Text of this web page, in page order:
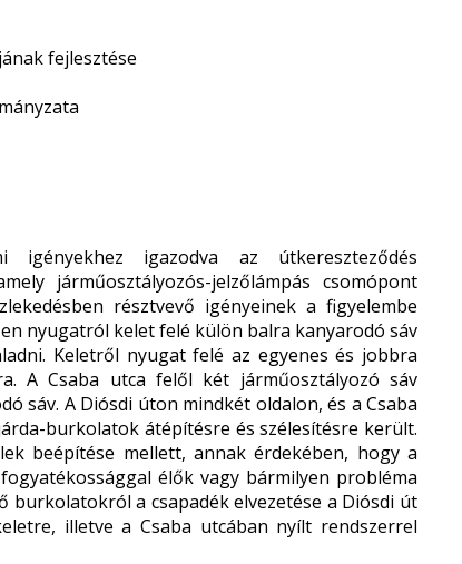
fejlesztése
igazodva az útkereszteződés
járműosztályozós-jelzőlámpás csomópont
résztvevő igényeinek a figyelembe
nyugatról kelet felé külön balra kanyarodó sáv
Keletről nyugat felé az egyenes és jobbra
A Csaba utca felől két járműosztályozó sáv
sáv. A Diósdi úton mindkét oldalon, és a Csaba
burkolatok átépítésre és szélesítésre került.
beépítése mellett, annak érdekében, hogy a
élők vagy bármilyen probléma
burkolatokról a csapadék elvezetése a Diósdi út
illetve a Csaba utcában nyílt rendszerrel